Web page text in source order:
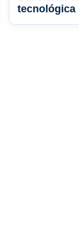
tecnológica